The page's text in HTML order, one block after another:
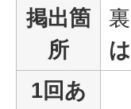
掲出箇
所
1回あ